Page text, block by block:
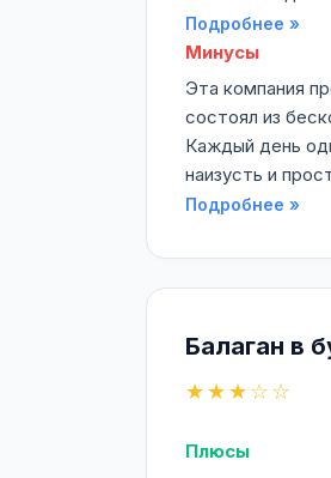
Подробнее »
Минусы
Эта компания
состоял из
Каждый день
наизусть и
Подробнее »
Балаган в
★★★☆☆
Плюсы